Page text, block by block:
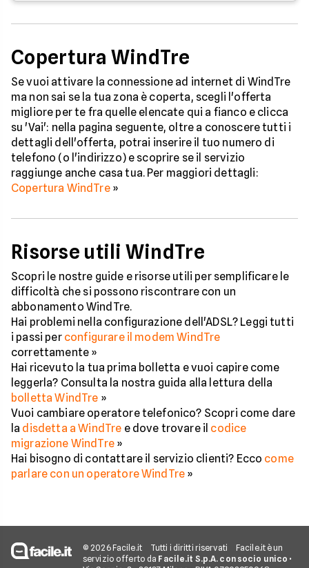
Copertura WindTre
Se vuoi attivare la connessione ad internet di WindTre
ma non sai se la tua zona è coperta, scegli l'offerta
migliore per te fra quelle elencate qui a fianco e clicca
su 'Vai': nella pagina seguente, oltre a conoscere tutti i
dettagli dell'offerta, potrai inserire il tuo numero di
telefono (o l'indirizzo) e scoprire se il servizio
raggiunge anche casa tua. Per maggiori dettagli:
Copertura WindTre»
Risorse utili WindTre
Scopri le nostre guide e risorse utili per semplificare le
difficoltà che si possono riscontrare con un
abbonamento WindTre.
Hai problemi nella configurazione dell'ADSL? Leggi tutti
i passi per configurare il modem WindTre
correttamente »
Hai ricevuto la tua prima bolletta e vuoi capire come
leggerla? Consulta la nostra guida alla lettura della
bolletta WindTre »
Vuoi cambiare operatore telefonico? Scopri come dare
la disdetta a WindTre e dove trovare il codice
migrazione WindTre»
Hai bisogno di contattare il servizio clienti? Ecco come
parlare con un operatore WindTre »
© 2026 Facile.it Tutti i diritti riservati
Facile.it è un
servizio offerto da Facile.it S.p.A. con socio unico •